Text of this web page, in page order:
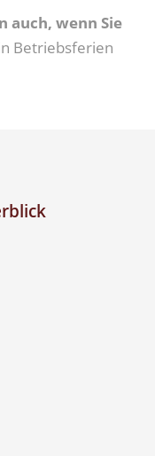
auch, wenn Sie
Betriebsferien